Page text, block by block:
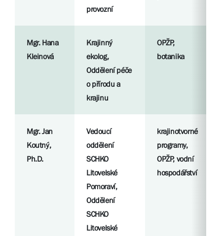
provozní
Mgr. Hana
Kleinová
Krajinný
ekolog,
Oddělení péče
o přírodu a
krajinu
OPŽP,
botanika
Mgr. Jan
Koutný,
Ph.D.
Vedoucí
oddělení
SCHKO
Litovelské
Pomoraví,
Oddělení
SCHKO
Litovelské
krajinotvorné
programy,
OPŽP, vodní
hospodářství